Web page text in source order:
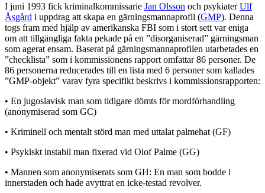
I juni 1993 fick kriminalkommissarie Jan Olsson och psykiaterUlf
Åsgård i uppdrag att skapa en gärningsmannaprofil (GMP). Denna
togs fram med hjälp av amerikanska FBI som i stort sett var eniga
om att tillgängliga fakta pekade på en ”disorganiserad” gärningsman
som agerat ensam. Baserat på gärningsmannaprofilen utarbetades en
”checklista” som i kommissionens rapport omfattar 86 personer. De
86 personerna reducerades till en lista med 6 personer som kallades
”GMP-objekt” varav fyra specifikt beskrivs i kommissionsrapporten:
• En jugoslavisk man som tidigare dömts för mordförhandling
(anonymiserad som GC)
• Kriminell och mentalt störd man med uttalat palmehat (GF)
• Psykiskt instabil man fixerad vid Olof Palme (GG)
• Mannen som anonymiserats som GH: En man som bodde i
innerstaden och hade avyttrat en icke-testad revolver.